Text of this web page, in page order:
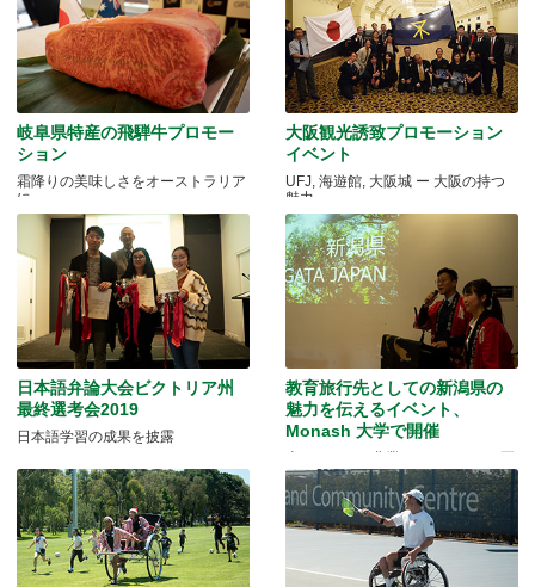
岐阜県特産の飛騨牛プロモー
ション
霜降りの美味しさをオーストラリア
に
大阪観光誘致プロモーション
イベント
UFJ, 海遊館, 大阪城 ー 大阪の持つ
魅力
日本語弁論大会ビクトリア州
最終選考会2019
日本語学習の成果を披露
教育旅行先としての新潟県の
魅力を伝えるイベント、
Monash 大学で開催
米どころでの農業とモノづくりの両
方を体験できる